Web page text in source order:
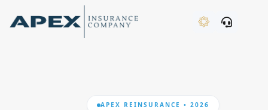
Skip to Main Content
APEX REINSURANCE • 2026
New